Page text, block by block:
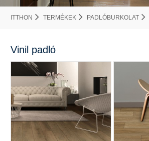
ITTHON TERMÉKEK PADLÓBURKOLAT
Vinil padló